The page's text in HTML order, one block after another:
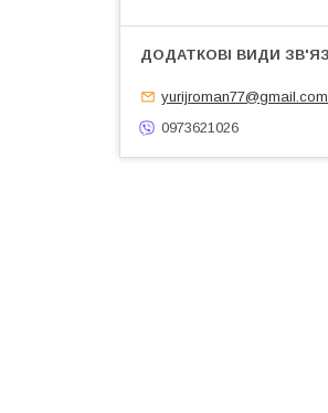
yurijroman77@gmail.com
0973621026